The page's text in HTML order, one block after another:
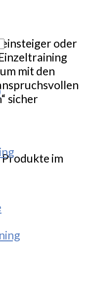
Produkte im
oder
mit den
sicher